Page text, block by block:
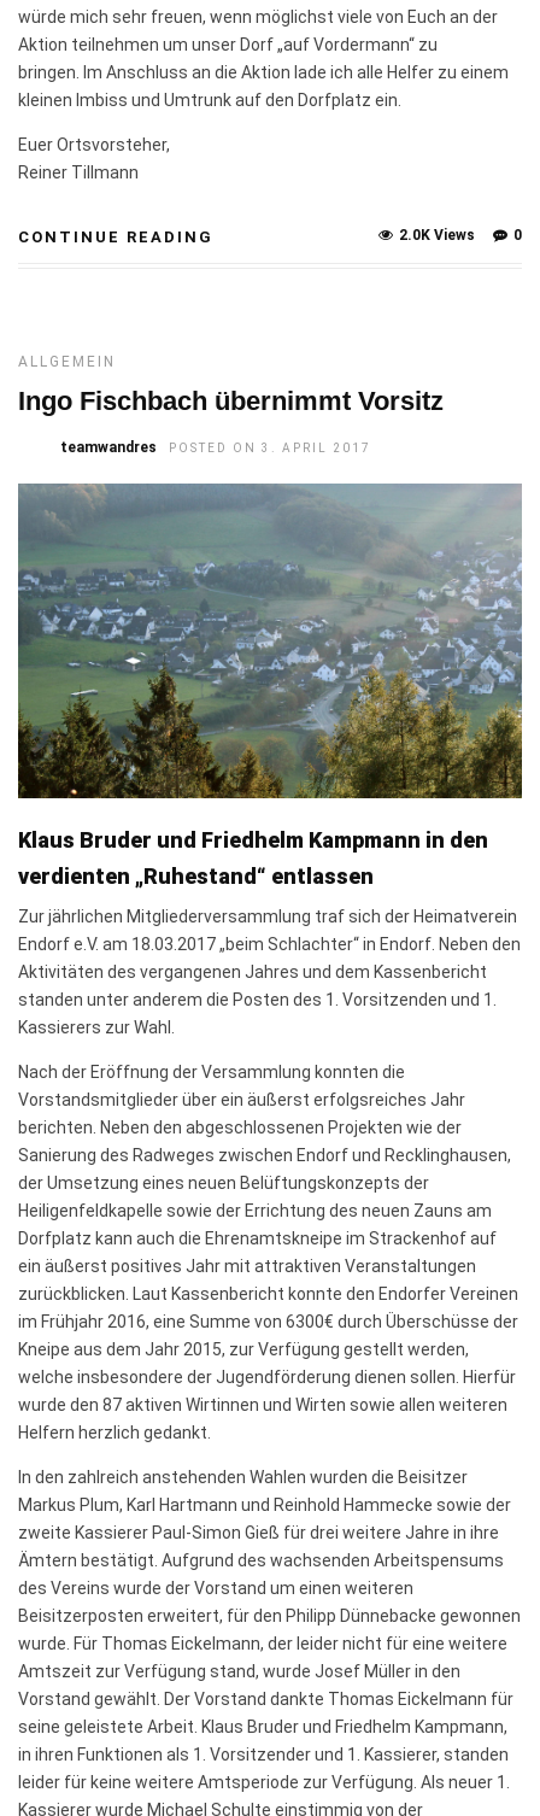
würde mich sehr freuen, wenn möglichst viele von Euch an der
Aktion teilnehmen um unser Dorf „auf Vordermann“ zu
bringen. Im Anschluss an die Aktion lade ich alle Helfer zu einem
kleinen Imbiss und Umtrunk auf den Dorfplatz ein.
Euer Ortsvorsteher,
Reiner Tillmann
CONTINUE READING 0
2.0K Views
ALLGEMEIN
Ingo Fischbach übernimmt Vorsitz
teamwandres POSTED ON 3. APRIL 2017
Klaus Bruder und Friedhelm Kampmann in den
verdienten „Ruhestand“ entlassen
Zur jährlichen Mitgliederversammlung traf sich der Heimatverein
Endorf e.V. am 18.03.2017 „beim Schlachter“ in Endorf. Neben den
Aktivitäten des vergangenen Jahres und dem Kassenbericht
standen unter anderem die Posten des 1. Vorsitzenden und 1.
Kassierers zur Wahl.
Nach der Eröffnung der Versammlung konnten die
Vorstandsmitglieder über ein äußerst erfolgsreiches Jahr
berichten. Neben den abgeschlossenen Projekten wie der
Sanierung des Radweges zwischen Endorf und Recklinghausen,
der Umsetzung eines neuen Belüftungskonzepts der
Heiligenfeldkapelle sowie der Errichtung des neuen Zauns am
Dorfplatz kann auch die Ehrenamtskneipe im Strackenhof auf
ein äußerst positives Jahr mit attraktiven Veranstaltungen
zurückblicken. Laut Kassenbericht konnte den Endorfer Vereinen
im Frühjahr 2016, eine Summe von 6300€ durch Überschüsse der
Kneipe aus dem Jahr 2015, zur Verfügung gestellt werden,
welche insbesondere der Jugendförderung dienen sollen. Hierfür
wurde den 87 aktiven Wirtinnen und Wirten sowie allen weiteren
Helfern herzlich gedankt.
In den zahlreich anstehenden Wahlen wurden die Beisitzer
Markus Plum, Karl Hartmann und Reinhold Hammecke sowie der
zweite Kassierer Paul-Simon Gieß für drei weitere Jahre in ihre
Ämtern bestätigt. Aufgrund des wachsenden Arbeitspensums
des Vereins wurde der Vorstand um einen weiteren
Beisitzerposten erweitert, für den Philipp Dünnebacke gewonnen
wurde. Für Thomas Eickelmann, der leider nicht für eine weitere
Amtszeit zur Verfügung stand, wurde Josef Müller in den
Vorstand gewählt. Der Vorstand dankte Thomas Eickelmann für
seine geleistete Arbeit. Klaus Bruder und Friedhelm Kampmann,
in ihren Funktionen als 1. Vorsitzender und 1. Kassierer, standen
leider für keine weitere Amtsperiode zur Verfügung. Als neuer 1.
Kassierer wurde Michael Schulte einstimmig von der